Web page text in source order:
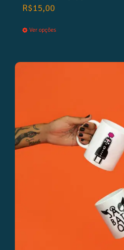
R$15,00
Ver opções